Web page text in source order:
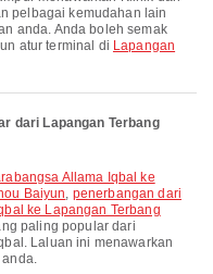
pelbagai kemudahan lain
anda. Anda boleh semak
atur terminal di Lapangan
dari Lapangan Terbang
Baiyun, penerbangan dari
ke Lapangan Terbang
paling popular dari
Laluan ini menawarkan